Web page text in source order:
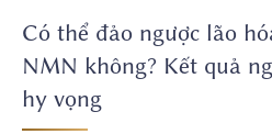
Có thể đảo ngược lão
NMN không? Kết quả
hy vọng